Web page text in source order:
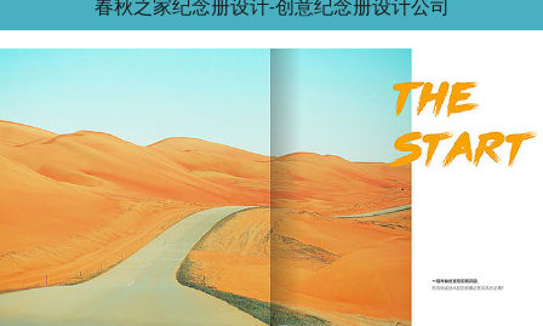
春秋之家纪念册设计-创意纪念册设计公司